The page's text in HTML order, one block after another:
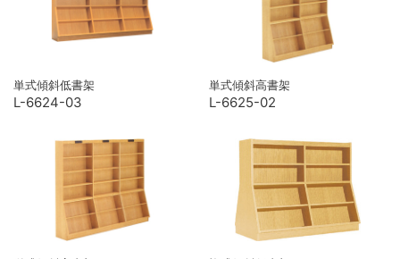
単式傾斜低書架
L-6624-03
単式傾斜高書架
L-6625-02